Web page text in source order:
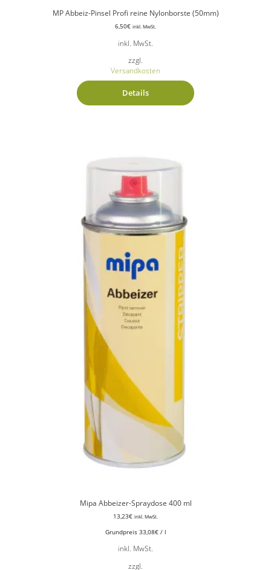
MP Abbeiz-Pinsel Profi reine Nylonborste (50mm)
6,50€ inkl. MwSt.
inkl. MwSt.
zzgl.
Versandkosten
Details
Mipa Abbeizer-Spraydose 400 ml
13,23€ inkl. MwSt.
Grundpreis 33,08€/ l
inkl. MwSt.
zzgl.